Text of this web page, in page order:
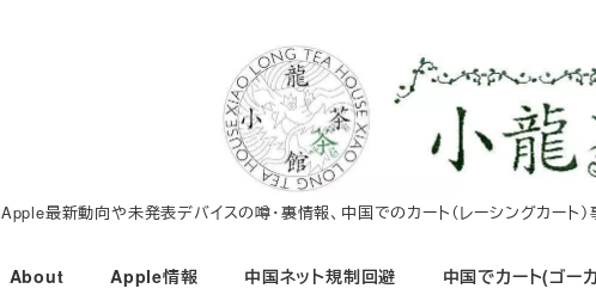
Apple最新動向や未発表デバイスの噂・裏情報、中国でのカート（レーシングカー
About Apple情報 中国ネット規制回避 中国でカート(ゴー